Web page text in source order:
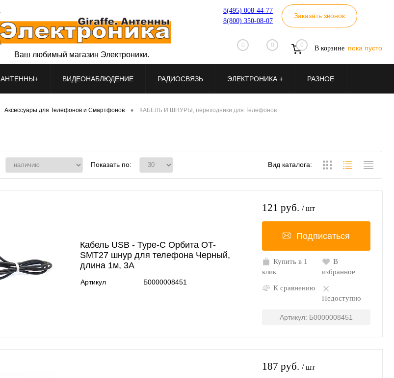
8(495) 008-44-77
8(800) 350-08-07
Заказать звонок
0 0 0 В корзине пока пусто
Ваш любимый магазин Электроники.
АНТЕННЫ+ ВИДЕОНАБЛЮДЕНИЕ РАДИОСВЯЗЬ ЭЛЕКТРОНИКА + РАЗНОЕ
Аксессуары для Телефонов и Смартфонов • КАБЕЛЬ И ШНУРЫ, переходники для Телефонов
Показать по: Вид каталога:
Кабель USB - Type-C Орбита OT-
SMT27 шнур для телефона Черный,
длина 1м, 3A
Артикул Б0000008451
121 руб. / шт
Подписаться
Купить в 1
клик
В
избранное
К сравнению
Недоступно
Артикул: Б0000008451
187 руб. / шт